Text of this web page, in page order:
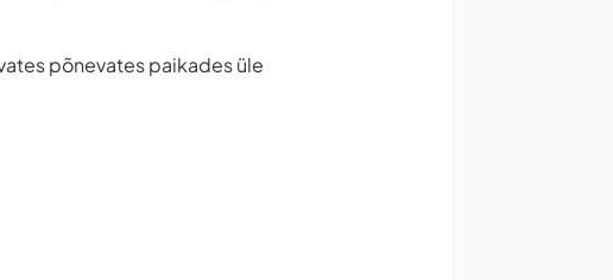
põnevates paikades üle